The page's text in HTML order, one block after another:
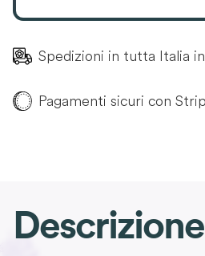
Spedizioni in tutta Italia
Pagamenti sicuri con
Descrizione